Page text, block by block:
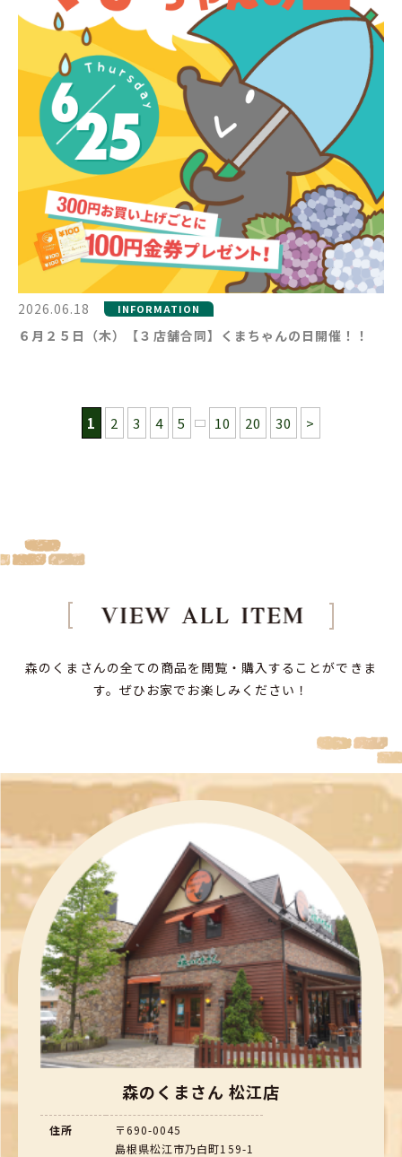
2026.06.18 INFORMATION
６月２５日（木）【３店舗合同】くまちゃんの日開催！！
1 2 3 4 5 10 20 30 >
森のくまさんの全ての商品を閲覧・購入することができま
す。ぜひお家でお楽しみください！
森のくまさん 松江店
住所
〒690-0045
島根県松江市乃白町159-1